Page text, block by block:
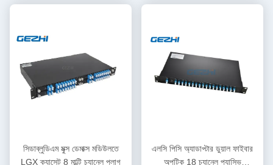
সিডাব্লুডিএম মুক্স ডেমাক্স মডিউলতে
LGX ক্যাসেট 8 মাল্টি চ্যানেল প্লাগ
এলসি পিসি অ্যাডাপ্টার ডুয়াল ফাইবার
অপটিক 18 চ্যানেল প্যাসিভ